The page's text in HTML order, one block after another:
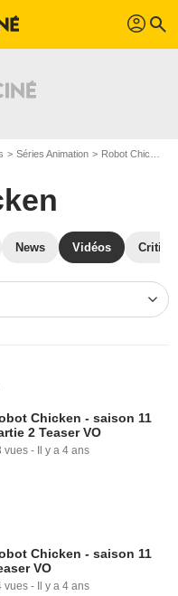
profil search
Séries Animation Robot Chicken
News Vidéos
Chicken - saison 11
2 Teaser VO
vues - Il y a 4 ans
Chicken - saison 11
VO
vues - Il y a 4 ans